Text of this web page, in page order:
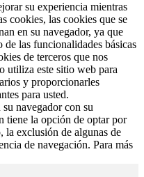
su experiencia mientras
cookies, las cookies que se
en su navegador, ya que
de las funcionalidades básicas
de terceros que nos
utiliza este sitio web para
y proporcionarles
para usted.
navegador con su
tiene la opción de optar por
la exclusión de algunas de
de navegación. Para más